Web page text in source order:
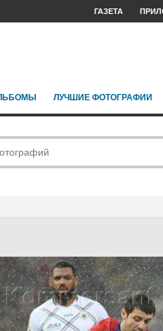
ГАЗЕТА
ЛУЧШИЕ ФОТОГРАФИИ